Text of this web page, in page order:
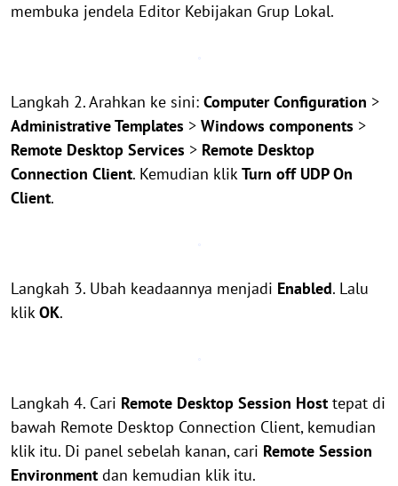
membuka jendela Editor Kebijakan Grup Lokal.
Langkah 2. Arahkan ke sini: Computer Configuration >
Administrative Templates > Windows components >
Remote Desktop Services > Remote Desktop
Connection Client. Kemudian klikTurn off UDP On
Client.
Langkah 3. Ubah keadaannya menjadi Enabled. Lalu
klikOK.
Langkah 4. Cari Remote Desktop Session Host tepat di
bawah Remote Desktop Connection Client, kemudian
klik itu. Di panel sebelah kanan, cari Remote Session
Environment dan kemudian klik itu.